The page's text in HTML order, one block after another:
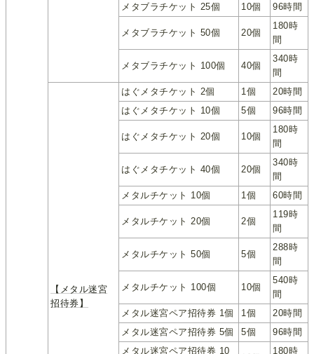
メタブラチケット 25個
10個 96時間
メタブラチケット 50個 20個
180時
間
メタブラチケット 100個 40個
340時
間
【メタル迷宮
招待券】
はぐメタチケット 2個 1個
20時間
はぐメタチケット 10個
5個 96時間
はぐメタチケット 20個 10個
180時
間
はぐメタチケット 40個 20個
340時
間
メタルチケット 10個
1個 60時間
メタルチケット 20個 2個
119時
間
メタルチケット 50個 5個
288時
間
メタルチケット 100個 10個
540時
間
メタル迷宮ペア招待券 1個
1個
20時間
メタル迷宮ペア招待券 5個
5個
96時間
メタル迷宮ペア招待券 10
180時